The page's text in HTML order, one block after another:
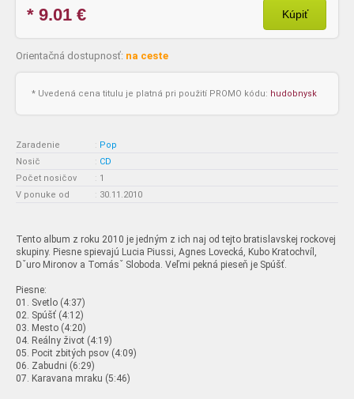
* 9.01 € Kúpiť
Orientačná dostupnosť: na ceste
* Uvedená cena titulu je platná pri použití PROMO kódu: hudobnysk
Zaradenie : Pop
Nosič
: CD
Počet nosičov
: 1
V ponuke od
: 30.11.2010
Tento album z roku 2010 je jedným z ich naj od tejto bratislavskej rockovej
skupiny. Piesne spievajú Lucia Piussi, Agnes Lovecká, Kubo Kratochvíl,
Dˇuro Mironov a Tomásˇ Sloboda. Veľmi pekná pieseň je Spúšť.
Piesne:
01. Svetlo (4:37)
02. Spúšť (4:12)
03. Mesto (4:20)
04. Reálny život (4:19)
05. Pocit zbitých psov (4:09)
06. Zabudni (6:29)
07. Karavana mraku (5:46)